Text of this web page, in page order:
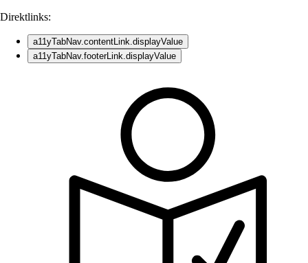
Direktlinks:
a11yTabNav.contentLink.displayValue
a11yTabNav.footerLink.displayValue